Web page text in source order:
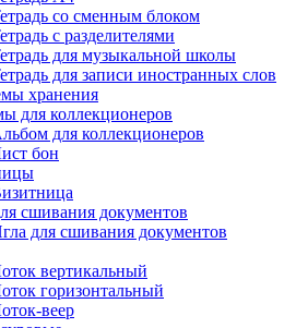
со сменным блоком
с разделителями
для музыкальной школы
для записи иностранных слов
хранения
для коллекционеров
для коллекционеров
бон
сшивания документов
для сшивания документов
вертикальный
горизонтальный
веер